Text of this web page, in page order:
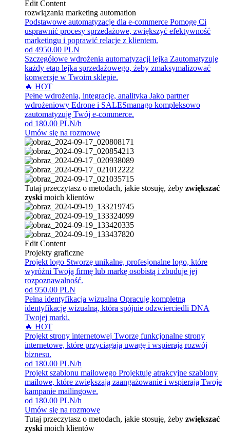
Edit Content
rozwiązania marketing automation
Podstawowe automatyzacje dla e-commerce Pomogę Ci
usprawnić procesy sprzedażowe, zwiększyć efektywność
marketingu i poprawić relacje z klientem.
od 4950.00 PLN
Szczegółowe wdrożenia automatyzacji lejka Zautomatyzuję
każdy etap lejka sprzedażowego, żeby zmaksymalizować
konwersje w Twoim sklepie.
🔥 HOT
Pełne wdrożenia, integracje, analityka Jako partner
wdrożeniowy Edrone i SALESmanago kompleksowo
zautomatyzuję Twój e-commerce.
od 180.00 PLN/h
Umów się na rozmowę
Tutaj przeczytasz o metodach, jakie stosuję, żeby zwiększać
zyski moich klientów
Edit Content
Projekty graficzne
Projekt logo Stworzę unikalne, profesjonalne logo, które
wyróżni Twoją firmę lub markę osobistą i zbuduje jej
rozpoznawalność.
od 950.00 PLN
Pełna identyfikacja wizualna Opracuję kompletną
identyfikację wizualną, która spójnie odzwierciedli DNA
Twojej marki.
🔥 HOT
Projekt strony internetowej Tworzę funkcjonalne strony
internetowe, które przyciągają uwagę i wspierają rozwój
biznesu.
od 180.00 PLN/h
Projekt szablonu mailowego Projektuję atrakcyjne szablony
mailowe, które zwiększają zaangażowanie i wspierają Twoje
kampanie mailingowe.
od 180.00 PLN/h
Umów się na rozmowę
Tutaj przeczytasz o metodach, jakie stosuję, żeby zwiększać
zyski moich klientów